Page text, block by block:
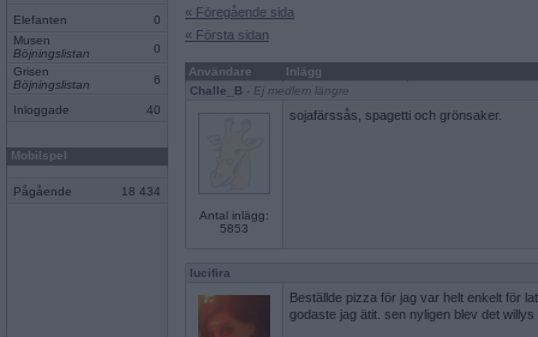
Elefanten
0
Musen
Böjningslistan
0
Grisen
Böjningslistan
6
Inloggade 40
Mobilspel
Pågående 18 434
« Föregående sida
« Första sidan
Användare
Inlägg
Challe_B - Ej medlem längre
Antal inlägg:
5853
sojafärssås, spagetti och grönsaker.
lucifira
Beställde pizza för jag var helt enkelt för
godaste jag ätit. sen nyligen blev det